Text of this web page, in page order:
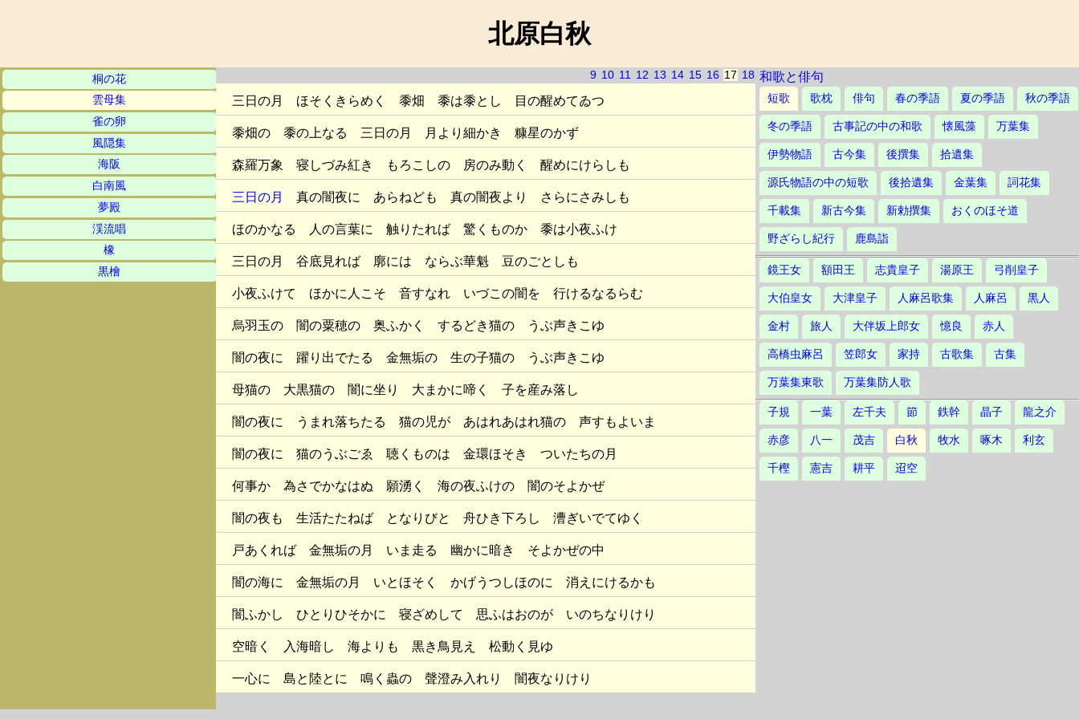
北原白秋
桐の花
雲母集
雀の卵
風隠集
海阪
白南風
夢殿
渓流唱
橡
黒檜
9 10 11 12 13 14 15 16 17 18
三日の月 ほそくきらめく 黍畑 黍は黍とし 目の醒めてゐつ
黍畑の 黍の上なる 三日の月 月より細かき 糠星のかず
森羅万象 寝しづみ紅き もろこしの 房のみ動く 醒めにけらしも
三日の月 真の闇夜に あらねども 真の闇夜より さらにさみしも
ほのかなる 人の言葉に 触りたれば 驚くものか 黍は小夜ふけ
三日の月 谷底見れば 廓には ならぶ華魁 豆のごとしも
小夜ふけて ほかに人こそ 音すなれ いづこの闇を 行けるなるらむ
烏羽玉の 闇の粟穂の 奥ふかく するどき猫の うぶ声きこゆ
闇の夜に 躍り出でたる 金無垢の 生の子猫の うぶ声きこゆ
母猫の 大黒猫の 闇に坐り 大まかに啼く 子を産み落し
闇の夜に うまれ落ちたる 猫の児が あはれあはれ猫の 声すもよいま
闇の夜に 猫のうぶごゑ 聴くものは 金環ほそき ついたちの月
何事か 為さでかなはぬ 願湧く 海の夜ふけの 闇のそよかぜ
闇の夜も 生活たたねば となりびと 舟ひき下ろし 漕ぎいでてゆく
戸あくれば 金無垢の月 いま走る 幽かに暗き そよかぜの中
闇の海に 金無垢の月 いとほそく かげうつしほのに 消えにけるかも
闇ふかし ひとりひそかに 寝ざめして 思ふはおのが いのちなりけり
空暗く 入海暗し 海よりも 黒き鳥見え 松動く見ゆ
一心に 島と陸とに 鳴く蟲の 聲澄み入れり 闇夜なりけり
和歌と俳句
短歌 歌枕 俳句 春の季語 夏の季語 秋の季語
冬の季語 古事記の中の和歌 懐風藻 万葉集
伊勢物語 古今集 後撰集 拾遺集
源氏物語の中の短歌 後拾遺集 金葉集 詞花集
千載集 新古今集 新勅撰集 おくのほそ道
野ざらし紀行 鹿島詣
鏡王女 額田王 志貴皇子 湯原王 弓削皇子
大伯皇女 大津皇子 人麻呂歌集 人麻呂 黒人
金村 旅人 大伴坂上郎女 憶良 赤人
高橋虫麻呂 笠郎女 家持 古歌集 古集
万葉集東歌 万葉集防人歌
子規 一葉 左千夫 節 鉄幹 晶子 龍之介
赤彦 八一 茂吉 白秋 牧水 啄木 利玄
千樫 憲吉 耕平 迢空